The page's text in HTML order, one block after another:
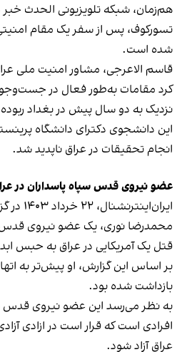
هم‌زمان، شبکه تلویزیونی الحدث خبر
تسورکوف، پس از سفر یک مقام امنیتی
شده است.
کرد مقامات به‌طور فعال در
نزدیک به دو سال پیش در بغداد
انجام تحقیقات در عراق ناپدید شد.
عضو نیروی قدس سپاه پاسداران در
محمدرضا نوری، یک عضو نیروی قدس
قتل یک آمریکایی در عراق به حبس
بر اساس این گزارش، او پیش‌تر به
بازداشت شده بود.
به نظر می‌رسد این عضو نیروی قدس
افرادی است که قرار است در ازادی
عراق آزاد شود.